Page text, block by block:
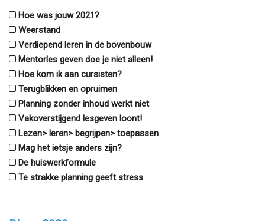
Hoe was jouw 2021?
Weerstand
Verdiepend leren in de bovenbouw
Mentorles geven doe je niet alleen!
Hoe kom ik aan cursisten?
Terugblikken en opruimen
Planning zonder inhoud werkt niet
Vakoverstijgend lesgeven loont!
Lezen> leren> begrijpen> toepassen
Mag het ietsje anders zijn?
De huiswerkformule
Te strakke planning geeft stress